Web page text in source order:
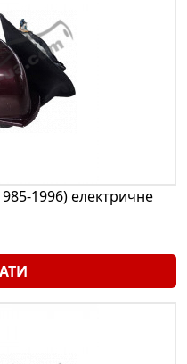
1996) електричне